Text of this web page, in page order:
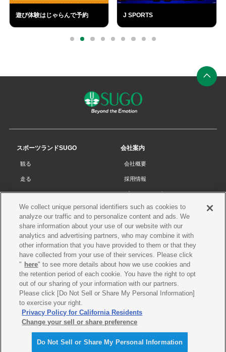
遊び体験はじゃらんで予約
外
J SPORTS
外
部
0 1 2 3 4 5 6 7 8
の
スポーツランドSUGO
観る
走る
チケット
リザルト
コース・施設
SUGOで遊ぼう
スクール
イベントスケジュール
営業案内・アクセス
レースオフィシャル
会社案内
会社概要
採用情報
プライバシーポリシー
Cookieポリシー
サイトマップ
お問い合わせ
プレス申請
©SUGO. All rights reserved
We collect unique personal identifiers such as cookies to
analyze our traffic and to personalize content and ads. We
share information about your use of our website with our
analytics and advertising partners, who may combine it with
other information that you have provided to them or that they
have collected from your use of their services. Please click
" here" to see more details about how we use cookies and
the retention period of each cookie. You have the right to opt
out of our sharing of your information with our partners.
Please click [Do Not Sell or Share My Personal Information]
to exercise your right.
Privacy Policy for California Residents
Change your sell or share preference
Do Not Sell or Share My Personal Information